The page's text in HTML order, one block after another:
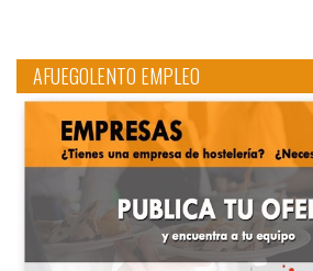
AFUEGOLENTO EMPLEO